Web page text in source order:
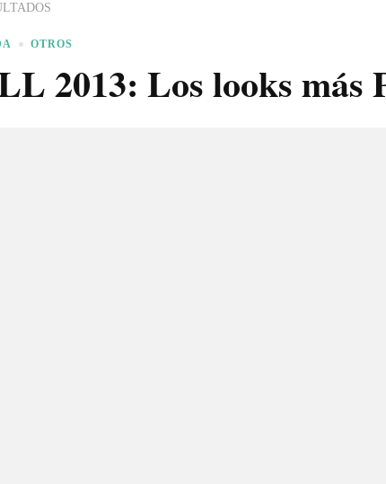
OTROS
2013: Los looks más